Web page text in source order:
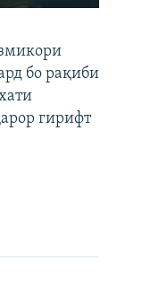
480p
360p
480pбо рақиби
гирифт